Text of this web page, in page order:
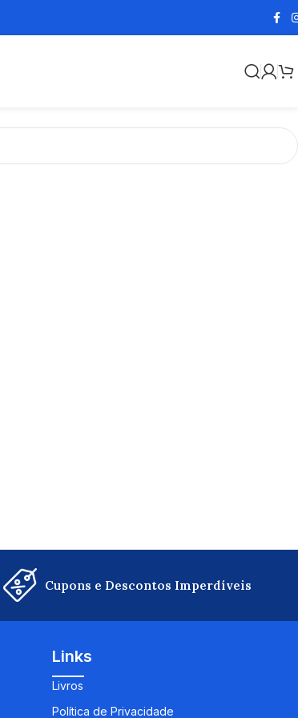
Cupons e Descontos Imperdíveis
Links
Livros
Política de Privacidade